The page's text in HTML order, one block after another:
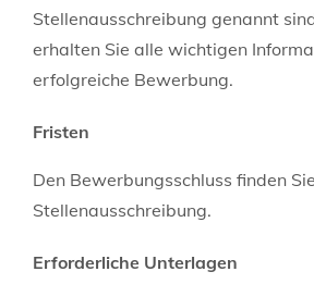
Stellenausschreibung genannt
erhalten Sie alle wichtigen
erfolgreiche Bewerbung.
Fristen
Den Bewerbungsschluss finden
Stellenausschreibung.
Erforderliche Unterlagen